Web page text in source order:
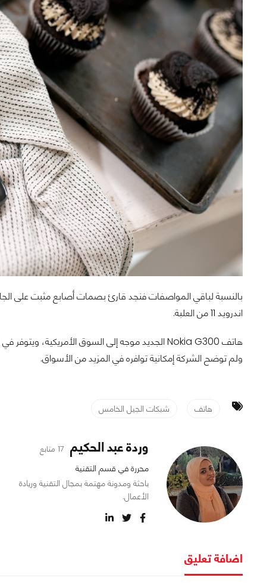
بالنسبة لباقي المواصفات فنجد قارئ بصمات أصابع مثبت على
اندرويد 11 من العلبة.
ولم توضح الشركة إمكانية توافره في المزيد من الأسواق.
هاتف شبكات الجيل الخامس
وردة عبد الحكيم 17 متابع
محررة في قسم التقنية
باحثة ومدونة مهتمة بمجال التقنية وريادة
الأعمال.
اضافة تعليق